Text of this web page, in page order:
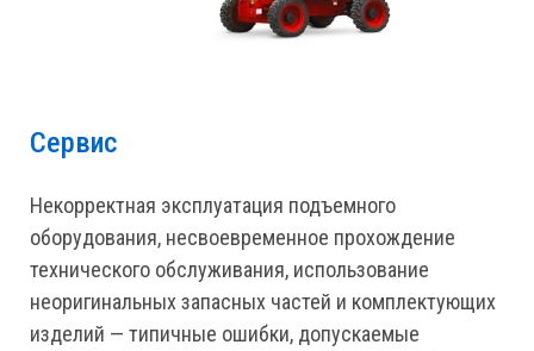
Сервис
Некорректная эксплуатация подъемного
оборудования, несвоевременное прохождение
технического обслуживания, использование
неоригинальных запасных частей и комплектующих
изделий — типичные ошибки, допускаемые